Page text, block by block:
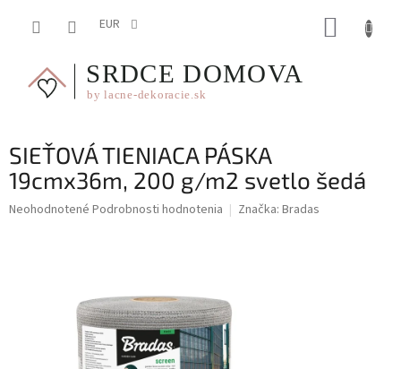
EUR
SIEŤOVÁ TIENIACA PÁSKA
19cmx36m, 200 g/m2 svetlo šedá
Priemerné
Neohodnotené Podrobnosti hodnotenia Značka: Bradas